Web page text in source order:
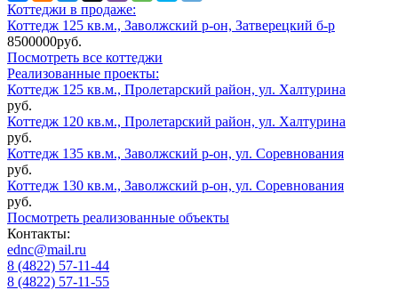
Коттеджи в продаже:
Коттедж 125 кв.м., Заволжский р-он, Затверецкий б-р
8500000руб.
Посмотреть все коттеджи
Реализованные проекты:
Коттедж 125 кв.м., Пролетарский район, ул. Халтурина
руб.
Коттедж 120 кв.м., Пролетарский район, ул. Халтурина
руб.
Коттедж 135 кв.м., Заволжский р-он, ул. Соревнования
руб.
Коттедж 130 кв.м., Заволжский р-он, ул. Соревнования
руб.
Посмотреть реализованные объекты
Контакты:
ednc@mail.ru
8 (4822) 57-11-44
8 (4822) 57-11-55